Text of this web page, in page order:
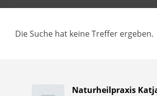
Die Suche hat keine Treffer ergeben.
Naturheilpraxis